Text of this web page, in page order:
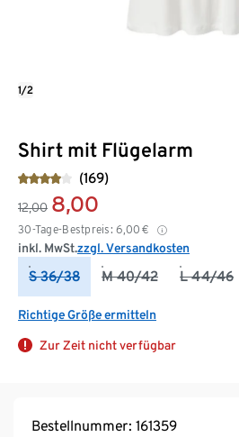
Shirt mit Flügelarm
(169)
12,00 8,00
30-Tage-Bestpreis: 6,00 €
inkl. MwSt.zzgl. Versandkosten
S 36/38 M 40/42 L 44/46
Richtige Größe ermitteln
Zur Zeit nicht verfügbar
1/2
Bestellnummer: 161359